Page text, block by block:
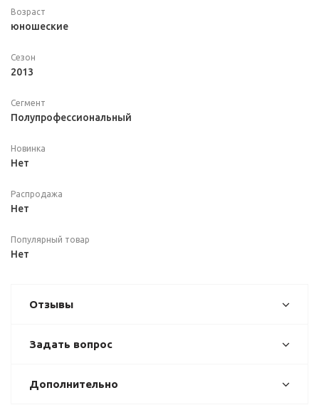
Возраст
юношеские
Сезон
2013
Сегмент
Полупрофессиональный
Новинка
Нет
Распродажа
Нет
Популярный товар
Нет
Отзывы
Задать вопрос
Дополнительно